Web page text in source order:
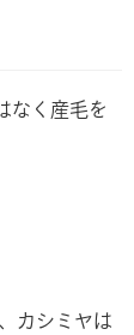
なく産毛を
カシミヤは